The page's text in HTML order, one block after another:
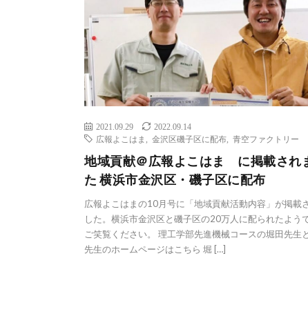
2021.09.29
2022.09.14
広報よこはま
金沢区磯子区に配布 青空ファクトリー
地域貢献＠広報よこはま に掲載され
た 横浜市金沢区・磯子区に配布
広報よこはまの10月号に「地域貢献活動内容」が掲載
した。横浜市金沢区と磯子区の20万人に配られたようで
ご笑覧ください。 理工学部先進機械コースの堀田先生
先生のホームページはこちら 堀 […]